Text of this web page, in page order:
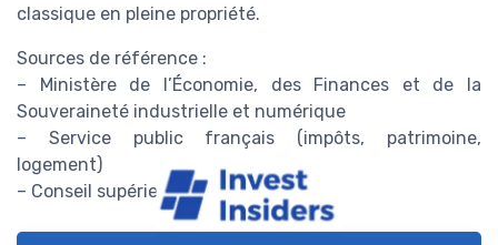
classique en pleine propriété.
Sources de référence :
– Ministère de l’Économie, des Finances et de la
Souveraineté industrielle et numérique
– Service public français (impôts, patrimoine,
logement)
– Conseil supérieur du notariat